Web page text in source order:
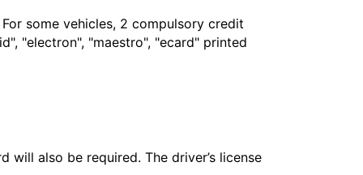
some vehicles, 2 compulsory credit
"electron", "maestro", "ecard" printed
also be required. The driver’s license